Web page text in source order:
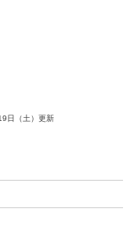
日（土）更新